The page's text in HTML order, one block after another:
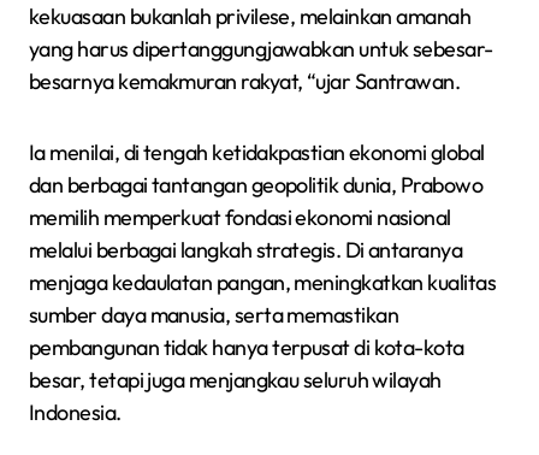
kekuasaan bukanlah privilese, melainkan amanah
yang harus dipertanggungjawabkan untuk sebesar-
besarnya kemakmuran rakyat, “ujar Santrawan.
Ia menilai, di tengah ketidakpastian ekonomi global
dan berbagai tantangan geopolitik dunia, Prabowo
memilih memperkuat fondasi ekonomi nasional
melalui berbagai langkah strategis. Di antaranya
menjaga kedaulatan pangan, meningkatkan kualitas
sumber daya manusia, serta memastikan
pembangunan tidak hanya terpusat di kota-kota
besar, tetapi juga menjangkau seluruh wilayah
Indonesia.